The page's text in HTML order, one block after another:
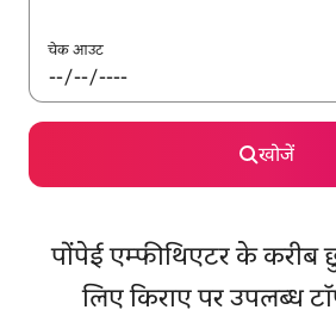
चेक आउट
खोजें
पोंपेई एम्फीथिएटर के करीब
लिए किराए पर उपलब्ध